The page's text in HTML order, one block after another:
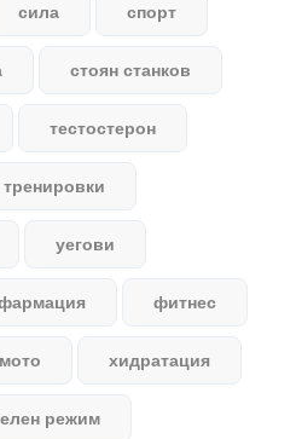
сила спорт
стоян станков
тестостерон
тренировки
уегови
фитнес
хидратация
режим